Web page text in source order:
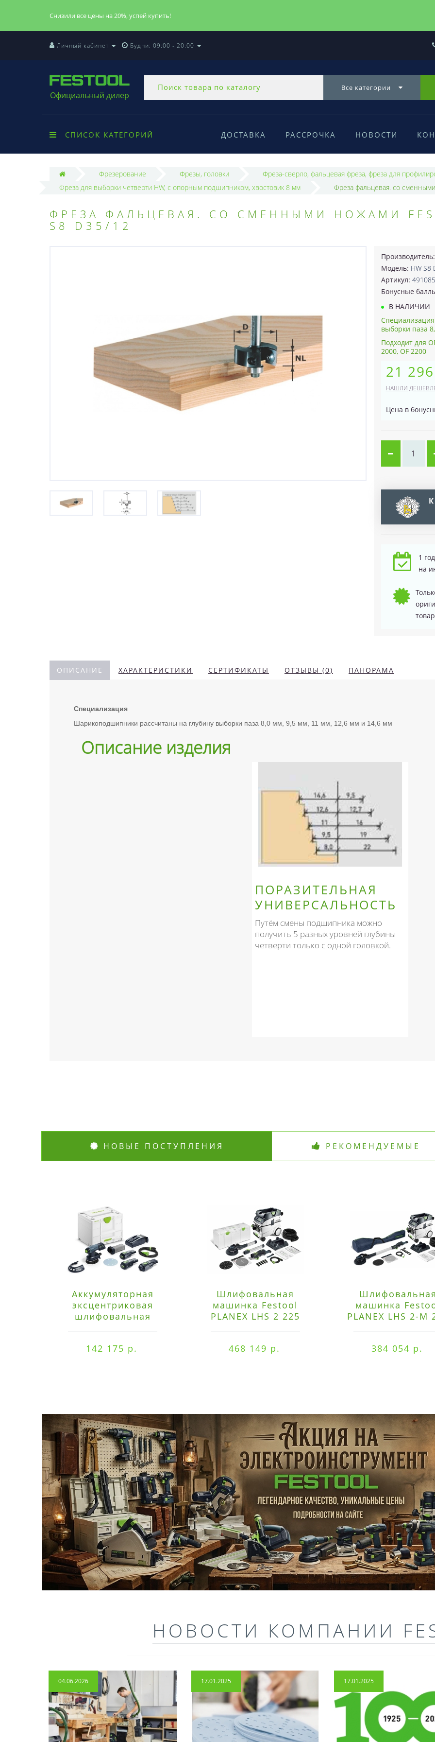
Снизили все цены на 20%, успей купить!
Личный кабинет Будни: 09:00 - 20:00
Официальный дилер
Все категории
СПИСОК КАТЕГОРИЙ ДОСТАВКА РАССРОЧКА НОВОСТИ
Фрезерование Фрезы, головки
Фреза-сверло, фальцевая фреза, фреза для
Фреза для выборки четверти HW, с опорным подшипником, хвостовик 8 мм
Фреза фальцевая. со
ФРЕЗА ФАЛЬЦЕВАЯ. СО СМЕННЫМИ НОЖАМИ
S8 D35/12
Производитель:
Модель: HW S8
Артикул: 491085
Бонусные
В НАЛИЧИИ
выборки паза
Подходит для
2000, OF 2200
21
НАШЛИ
Цена в
1
на
ОПИСАНИЕ ХАРАКТЕРИСТИКИ СЕРТИФИКАТЫ ОТЗЫВЫ (0) ПАНОРАМА
Специализация
Шарикоподшипники рассчитаны на глубину выборки паза 8,0 мм, 9,5 мм, 11 мм, 12,6 мм и 14,6 мм
Описание изделия
ПОРАЗИТЕЛЬНАЯ
УНИВЕРСАЛЬНОСТЬ
Путём смены подшипника можно
получить 5 разных уровней глубины
четверти только с одной головкой.
НОВЫЕ ПОСТУПЛЕНИЯ РЕКОМЕНДУЕМЫЕ
Аккумуляторная
эксцентриковая
шлифовальная
142 175 р.
Шлифовальная
машинка Festool
PLANEX LHS 2 225
468 149 р.
Шлифовальная
машинка
PLANEX LHS 2-M
384 054 р.
НОВОСТИ КОМПАНИИ
04.06.2026 17.01.2025 17.01.2025